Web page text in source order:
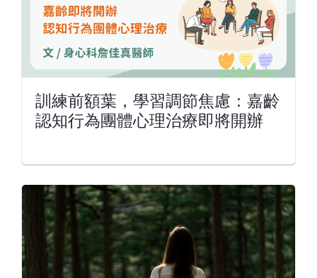
訓練前額葉，學習調節焦慮：嘉齡
認知行為團體心理治療即將開辦